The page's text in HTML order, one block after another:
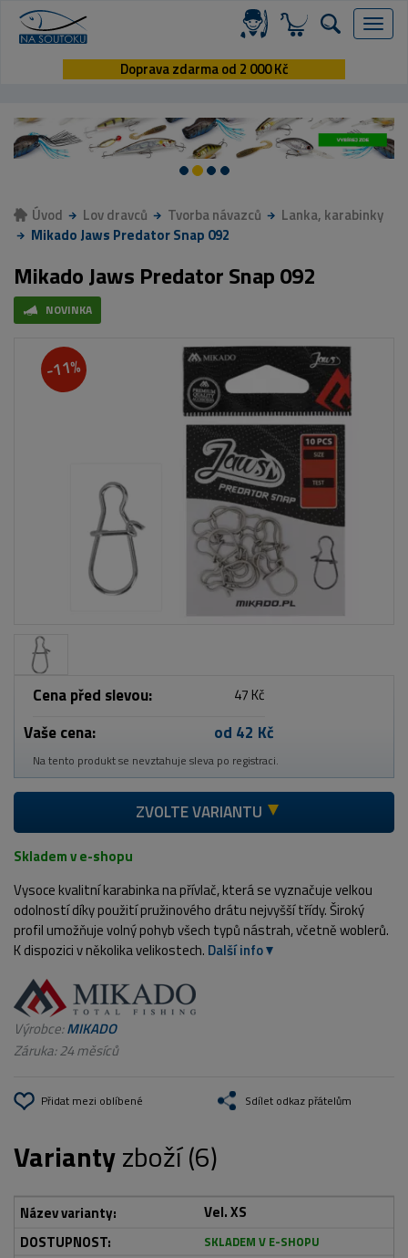
Menu
Doprava zdarma od 2 000 Kč
Úvod Lov dravců Tvorba návazců
Lanka, karabinky
Mikado Jaws Predator Snap 092
Mikado Jaws Predator Snap 092
NOVINKA
-11%
Cena před slevou: 47 Kč
Vaše cena: od 42 Kč
Na tento produkt se nevztahuje sleva po registraci.
ZVOLTE VARIANTU
Skladem v e-shopu
Vysoce kvalitní karabinka na přívlač, která se vyznačuje velkou
odolností díky použití pružinového drátu nejvyšší třídy. Široký
profil umožňuje volný pohyb všech typů nástrah, včetně woblerů.
K dispozici v několika velikostech. Další info
Výrobce:MIKADO
Záruka: 24 měsíců
Přidat mezi oblíbené Sdílet odkaz přátelům
Variantyzboží (6)
Vel. XS
SKLADEM V E-SHOPU